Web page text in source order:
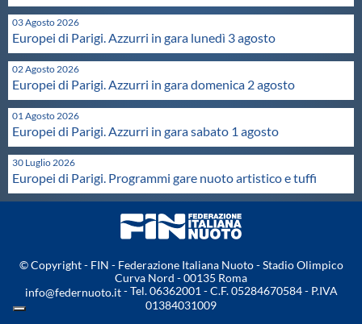
Qualità
Sostenibilità
Privacy
Cookie Policy
Flash News
03 Agosto 2026
Europei di Parigi. Azzurri in gara lunedì 3 agosto
02 Agosto 2026
Europei di Parigi. Azzurri in gara domenica 2 agosto
01 Agosto 2026
Europei di Parigi. Azzurri in gara sabato 1 agosto
30 Luglio 2026
Europei di Parigi. Programmi gare nuoto artistico e tuffi
© Copyright - FIN - Federazione Italiana Nuoto - Stadio Olimpico
Curva Nord - 00135 Roma
info@federnuoto.it- Tel. 06362001 - C.F. 05284670584 - P.IVA
01384031009